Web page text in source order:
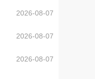
2026-08-07
2026-08-07
2026-08-07